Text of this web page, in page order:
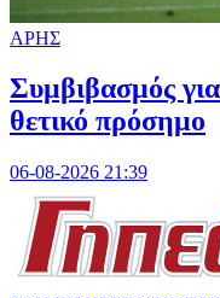
ΑΡΗΣ
Συμβιβασμός
θετικό πρόσημο
06-08-2026 21:39